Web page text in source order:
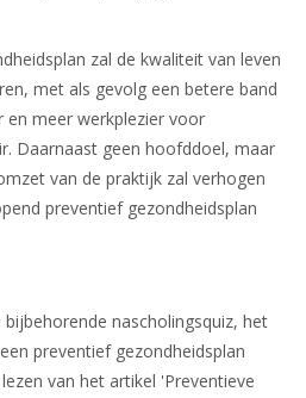
zal de kwaliteit van leven
met als gevolg een betere band
en meer werkplezier voor
Daarnaast geen hoofddoel, maar
van de praktijk zal verhogen
preventief gezondheidsplan
nascholingsquiz, het
preventief gezondheidsplan
van het artikel 'Preventieve